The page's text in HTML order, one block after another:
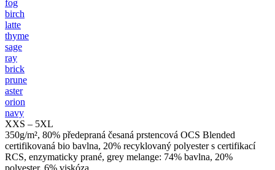
fog
birch
latte
thyme
sage
ray
brick
prune
aster
orion
navy
XXS – 5XL
350g/m², 80% předepraná česaná prstencová OCS Blended
certifikovaná bio bavlna, 20% recyklovaný polyester s certifikací
RCS, enzymaticky prané, grey melange: 74% bavlna, 20%
polyester, 6% viskóza